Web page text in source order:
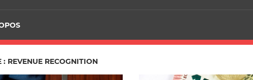
: REVENUE RECOGNITION